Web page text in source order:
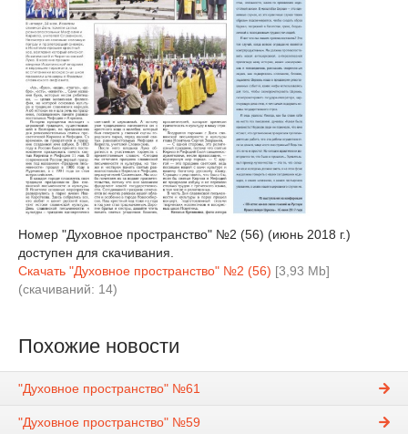
Номер "Духовное пространство" №2 (56) (июнь 2018 г.)
доступен для скачивания.
Скачать "Духовное пространство" №2 (56) [3,93 Mb]
(cкачиваний: 14)
Похожие новости
"Духовное пространство" №61
"Духовное пространство" №59